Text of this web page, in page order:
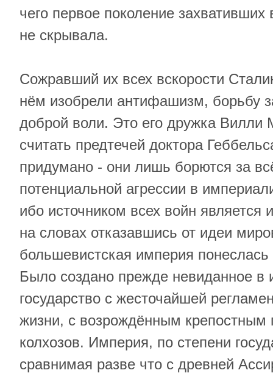
чего первое поколение
не скрывала.
Сожравший их всех вскорости
нём изобрели антифашизм, борьбу
доброй воли. Это его дружка
считать предтечей доктора
придумано - они лишь борются за
потенциальной агрессии в
ибо источником всех войн является
на словах отказавшись от идеи
большевистская империя понеслась
Было создано прежде невиданное в
государство с жесточайшей
жизни, с возрождённым крепостным
колхозов. Империя, по степени
сравнимая разве что с древней